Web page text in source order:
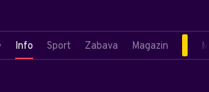
Info Sport Zabava Magazin